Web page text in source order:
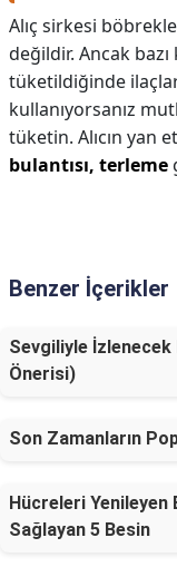
Alıç sirkesi
değildir. Ancak
tüketildiğinde
kullanıyorsanız
tüketin. Alıcın yan
bulantısı, terleme
Benzer İçerikler
Sevgiliyle
Önerisi)
Son Zamanların
Hücreleri Yenileyen
Sağlayan 5 Besin